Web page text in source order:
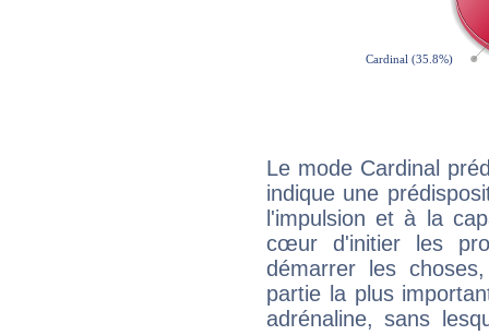
Le mode Cardinal
indique une
l'impulsion et à la
cœur d'initier les
démarrer les
partie la plus
adrénaline, sans